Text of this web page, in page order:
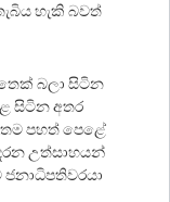
හැකි බවත්
බලා සිටින
සිටින අතර
පහත් පෙළේ
උත්සාහයන්